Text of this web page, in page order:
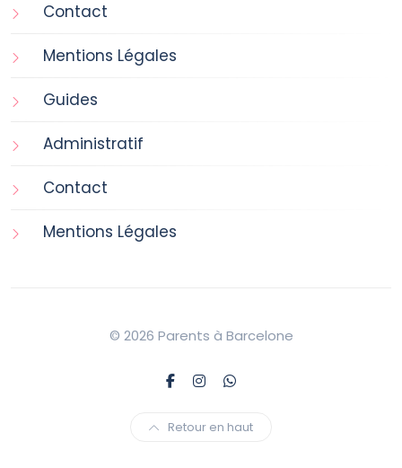
Contact
Mentions Légales
Guides
Administratif
Contact
Mentions Légales
© 2026 Parents à Barcelone
Retour en haut